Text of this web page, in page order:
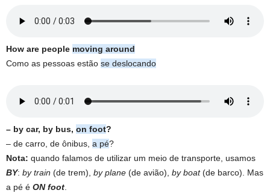
How are people moving around
Como as pessoas estão se deslocando
– by car, by bus, on foot?
– de carro, de ônibus, a pé?
Nota: quando falamos de utilizar um meio de transporte, usamos
BY: by train (de trem), by plane (de avião), by boat(de barco). Mas
a pé é ON foot